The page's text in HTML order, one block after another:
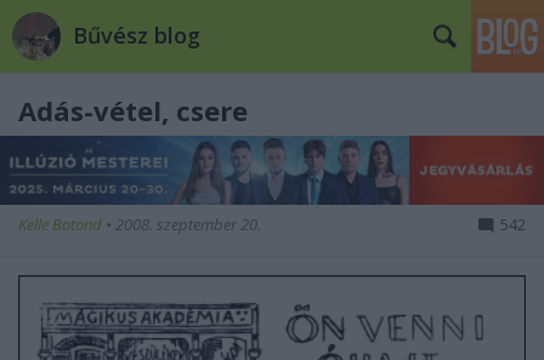
Bűvész blog
Adás-vétel, csere
Kelle Botond • 2008. szeptember 20. 542